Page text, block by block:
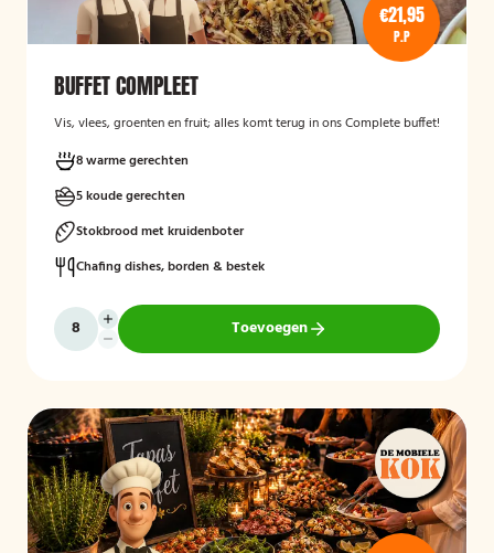
€21,95
P.P
BUFFET COMPLEET
Vis, vlees, groenten en fruit; alles komt terug in ons Complete buffet!
8 warme gerechten
5 koude gerechten
Stokbrood met kruidenboter
Chafing dishes, borden & bestek
Toevoegen